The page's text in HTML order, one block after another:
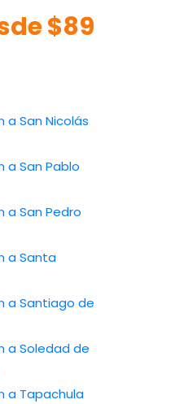
$89
a San Nicolás
a San Pablo
a San Pedro
a Santa
a Santiago de
a Soledad de
a Tapachula